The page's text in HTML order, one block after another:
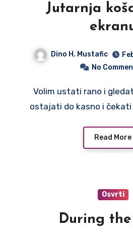
Jutarnja
Dino H. Mustafic
No
Volim ustati rano i gledati NBA. Ne volim
ostajati do kasno i
Read More
Osvrti
During